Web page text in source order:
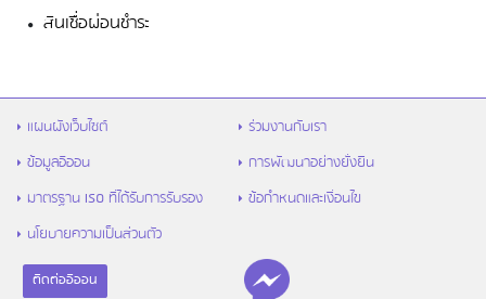
สินเชื่อผ่อนชำระ
แผนผังเว็บไซต์
ร่วมงานกับเรา
ข้อมูลอิออน
การพัฒนาอย่างยั่งยืน
มาตรฐาน ISO ที่ได้รับการรับรอง
ข้อกำหนดและเงื่อนไข
นโยบายความเป็นส่วนตัว
ติดต่ออิออน